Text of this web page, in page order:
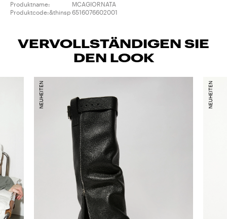
Produktname:
MCAGIORNATA
Produktcode:&thinsp 6516076602001
VERVOLLSTÄNDIGEN SIE
DEN LOOK
NEUHEITEN NEUHEITEN